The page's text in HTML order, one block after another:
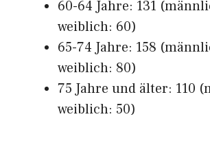
60-64 Jahre: 131
weiblich: 60)
65-74 Jahre: 158
weiblich: 80)
75 Jahre und älter: 110
weiblich: 50)